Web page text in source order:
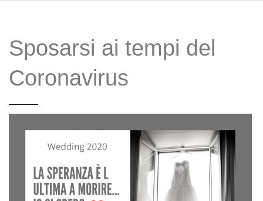
Sposarsi ai tempi del
Coronavirus